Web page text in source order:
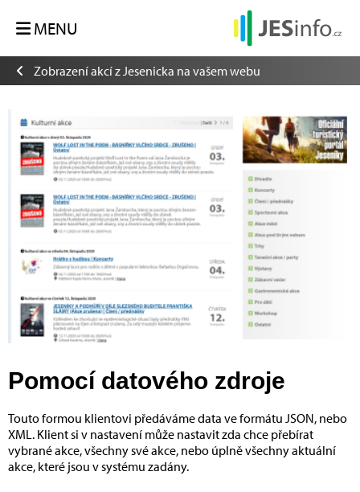
MENU
Zobrazení akcí z Jesenicka na vašem webu
Pomocí datového zdroje
Touto formou klientovi předáváme data ve formátu JSON, nebo
XML. Klient si v nastavení může nastavit zda chce přebírat
vybrané akce, všechny své akce, nebo úplně všechny aktuální
akce, které jsou v systému zadány.